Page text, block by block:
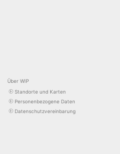
Über WIP
Standorte und Karten
Personenbezogene Daten
Datenschutzvereinbarung